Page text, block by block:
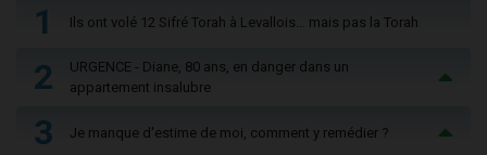
1 Ils ont volé 12 Sifré Torah à Levallois… mais pas la Torah
2
URGENCE - Diane, 80 ans, en danger dans un
appartement insalubre
3 Je manque d'estime de moi, comment y remédier ?